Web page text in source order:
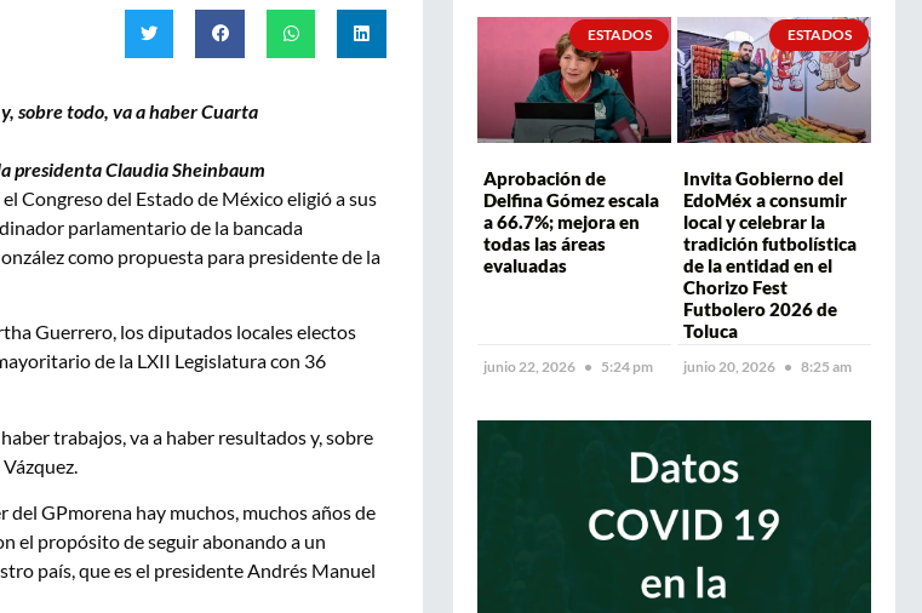
sobre todo, va a haber Cuarta
presidenta Claudia Sheinbaum
Congreso del Estado de México eligió a sus
parlamentario de la bancada
como propuesta para presidente de la
Guerrero, los diputados locales electos
de la LXII Legislatura con 36
trabajos, va a haber resultados y, sobre
GPmorena hay muchos, muchos años de
el propósito de seguir abonando a un
país, que es el presidente Andrés Manuel
ESTADOS
Aprobación de
Delfina Gómez escala
a 66.7%; mejora en
todas las áreas
evaluadas
junio 22, 2026 5:24 pm
ESTADOS
Invita Gobierno del
EdoMéx a consumir
local y celebrar la
tradición futbolística
de la entidad en el
Chorizo Fest
Futbolero 2026 de
Toluca
junio 20, 2026 8:25 am